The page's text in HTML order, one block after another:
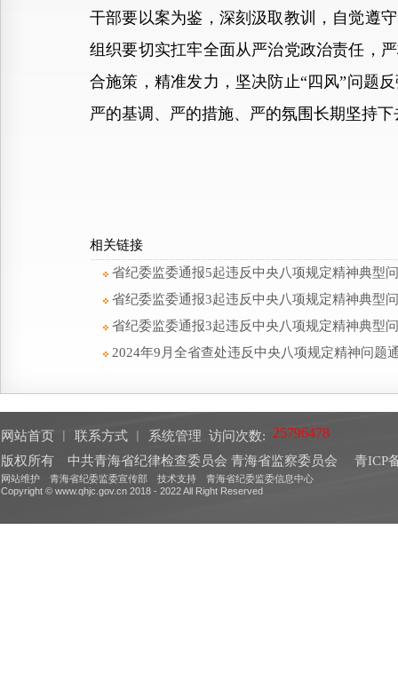
干部要以案为鉴，深刻汲取教训，自觉遵
组织要切实扛牢全面从严治党政治责任，
合施策，精准发力，坚决防止“四风”问题
严的基调、严的措施、严的氛围长期坚持下
相关链接
省纪委监委通报5起违反中央八项规定精神典型
省纪委监委通报3起违反中央八项规定精神典型
省纪委监委通报3起违反中央八项规定精神典型
2024年9月全省查处违反中央八项规定精神问题
网站首页 联系方式 系统管理 访问次数:
版权所有 中共青海省纪律检查委员会 青海省监察委员会
青ICP
网站维护 青海省纪委监委宣传部 技术支持 青海省纪委监委信息中心
Copyright © www.qhjc.gov.cn 2018 - 2022 All Right Reserved